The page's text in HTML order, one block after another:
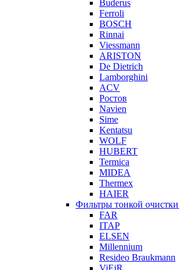
Buderus
Ferroli
BOSCH
Rinnai
Viessmann
ARISTON
De Dietrich
Lamborghini
ACV
Ростов
Navien
Sime
Kentatsu
WOLF
HUBERT
Termica
MIDEA
Thermex
HAIER
Фильтры тонкой очистки
FAR
ITAP
ELSEN
Millennium
Resideo Braukmann
ViEiR